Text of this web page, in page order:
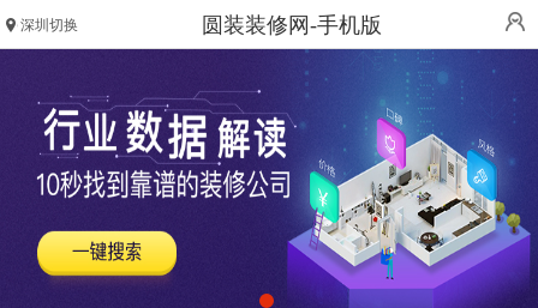
深圳切换 圆装装修网-手机版